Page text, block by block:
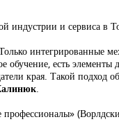
индустрии и сервиса в
интегрированные
обучение, есть элементы
края. Такой подход
.